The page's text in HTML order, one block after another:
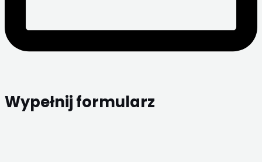
Wypełnij formularz